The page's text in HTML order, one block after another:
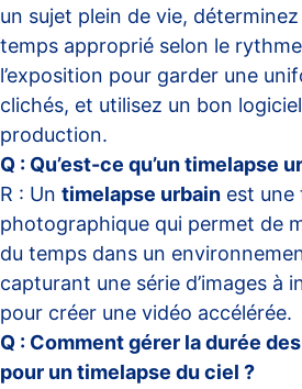
un sujet plein de vie,
temps approprié selon le
l’exposition pour garder une
clichés, et utilisez un bon
production.
Q : Qu’est-ce qu’un timelapse
R : Un timelapse urbain est une
photographique qui permet de
du temps dans un
capturant une série d’images à
pour créer une vidéo accélérée.
Q : Comment gérer la durée
pour un timelapse du ciel ?